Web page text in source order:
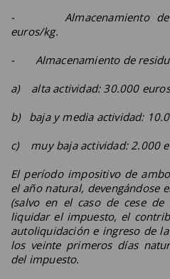
- Almacenamiento de
euros/kg.
- Almacenamiento de
a) alta actividad: 30.000
b) baja y media actividad:
c) muy baja actividad: 2.000
El período impositivo de
el año natural, devengándose
(salvo en el caso de cese de
liquidar el impuesto, el
autoliquidación e ingreso de
los veinte primeros días
del impuesto.